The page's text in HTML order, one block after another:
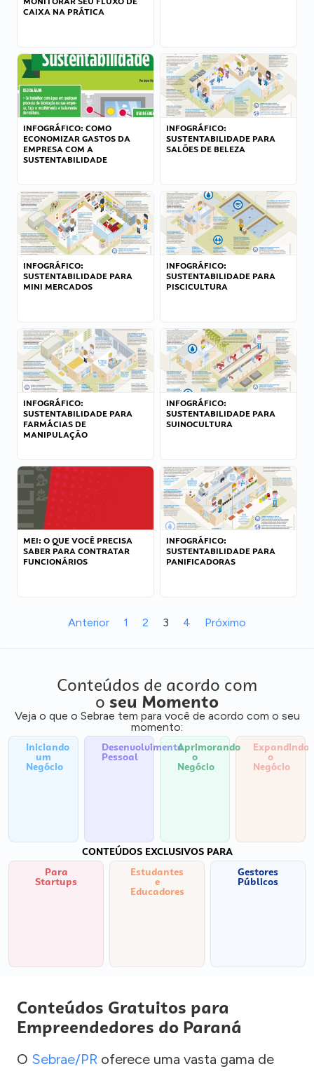
CAIXA NA PRÁTICA
INFOGRÁFICO: COMO
ECONOMIZAR GASTOS DA
EMPRESA COM A
SUSTENTABILIDADE
INFOGRÁFICO:
SUSTENTABILIDADE PARA
SALÕES DE BELEZA
INFOGRÁFICO:
SUSTENTABILIDADE PARA
MINI MERCADOS
INFOGRÁFICO:
SUSTENTABILIDADE PARA
PISCICULTURA
INFOGRÁFICO:
SUSTENTABILIDADE PARA
FARMÁCIAS DE
MANIPULAÇÃO
INFOGRÁFICO:
SUSTENTABILIDADE PARA
SUINOCULTURA
MEI: O QUE VOCÊ PRECISA
SABER PARA CONTRATAR
FUNCIONÁRIOS
INFOGRÁFICO:
SUSTENTABILIDADE PARA
PANIFICADORAS
Anterior 1 2 3 4 Próximo
Conteúdos de acordo com
o seu Momento
Veja o que o Sebrae tem para você de acordo com o seu
momento:
Iniciando
um
Negócio
Desenvolvimento
Pessoal
Aprimorando
o
Negócio
Expandindo
o
Negócio
CONTEÚDOS EXCLUSIVOS PARA
Para
Startups
Estudantes
e
Educadores
Gestores
Públicos
Conteúdos Gratuitos para
Empreendedores do Paraná
O Sebrae/PR oferece uma vasta gama de